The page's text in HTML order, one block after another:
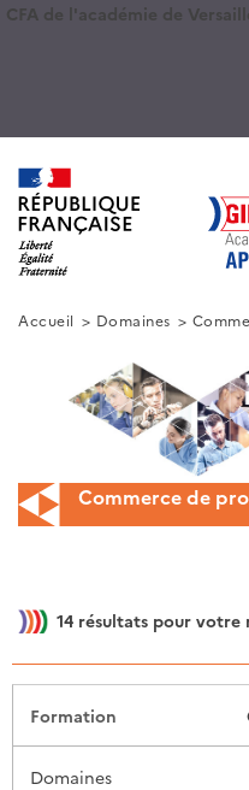
CFA de l'académie de
Accueil Domaines
Commerce de
14 résultats pour votre